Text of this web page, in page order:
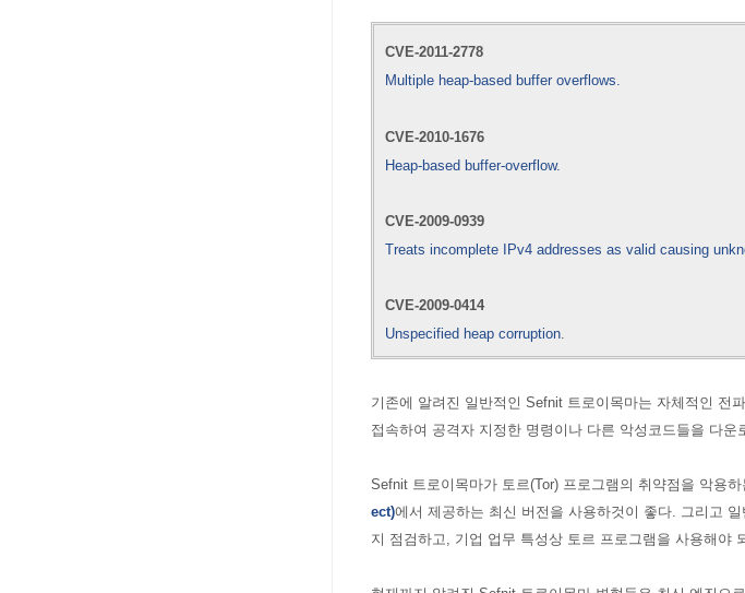
CVE-2011-2778
Multiple heap-based buffer overflows.
CVE-2010-1676
Heap-based buffer-overflow.
CVE-2009-0939
Treats incomplete IPv4 addresses as valid causing
CVE-2009-0414
Unspecified heap corruption.
기존에 알려진 일반적인 Sefnit 트로이목마는 자체적인 전
접속하여 공격자 지정한 명령이나 다른 악성코드들을 다
Sefnit 트로이목마가 토르(Tor) 프로그램의 취약점을 악용
ect)에서 제공하는 최신 버전을 사용하것이 좋다. 그리고
지 점검하고, 기업 업무 특성상 토르 프로그램을 사용해야